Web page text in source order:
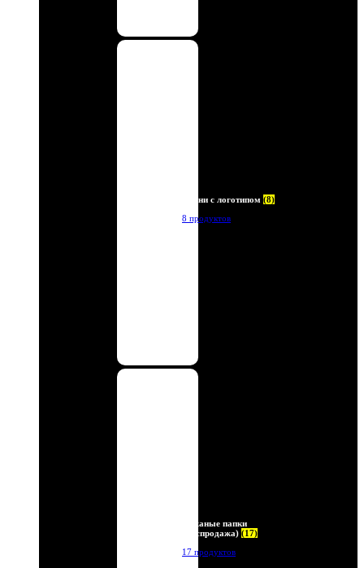
Ремни с логотипом (8)
8 продуктов
Кожаные папки
(Распродажа) (17)
17 продуктов